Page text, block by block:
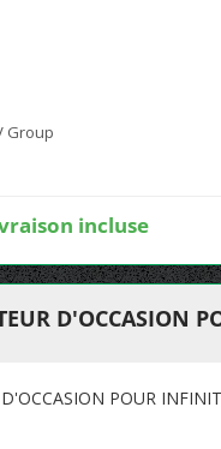
Group
incluse
D'OCCASION
POUR